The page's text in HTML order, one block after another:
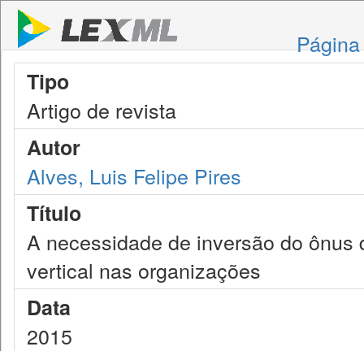
Tipo
Artigo de revista
Autor
Alves, Luis Felipe Pires
Título
A necessidade de inversão do
vertical nas organizações
Data
2015